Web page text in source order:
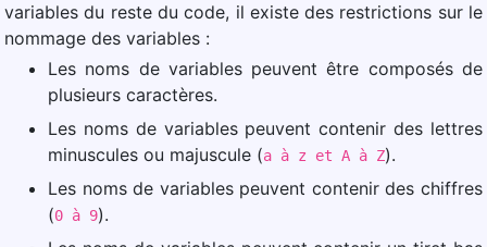
variables du reste du code, il existe des restrictions sur le
nommage des variables :
Les noms de variables peuvent être composés de
plusieurs caractères.
Les noms de variables peuvent contenir des lettres
minuscules ou majuscule (a à z et A à Z).
Les noms de variables peuvent contenir des chiffres
(0 à 9).